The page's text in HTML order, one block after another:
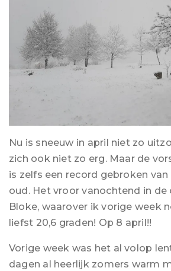
Nu is sneeuw in april niet zo
zich ook niet zo erg. Maar de
is zelfs een record gebroken van
oud. Het vroor vanochtend in de
Bloke, waarover ik vorige week
liefst 20,6 graden! Op 8 april!!
Vorige week was het al volop
dagen al heerlijk zomers warm